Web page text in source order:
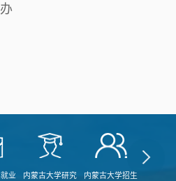
业
内蒙古大学研究
内蒙古大学招生